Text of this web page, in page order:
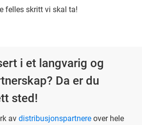
felles skritt vi skal ta!
i et langvarig og
Da er du
sted!
av distribusjonspartnere over hele